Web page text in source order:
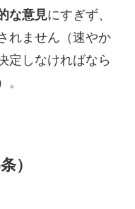
な意見にすぎず、
れません（速やか
定しなければなら
。
）